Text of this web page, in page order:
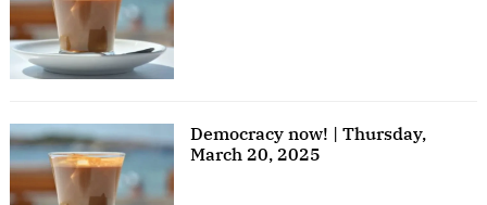
Democracy now! | Thursday,
March 20, 2025